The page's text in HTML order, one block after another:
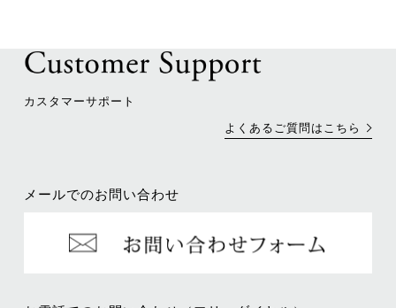
カスタマーサポート
よくあるご質問はこちら
メールでのお問い合わせ